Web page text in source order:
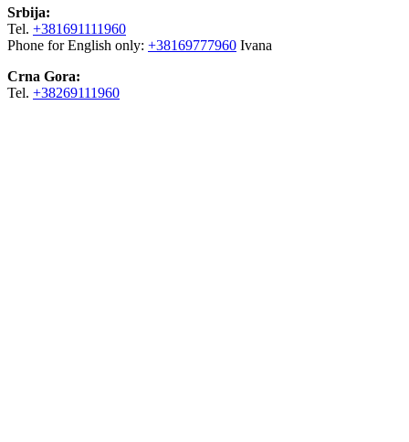
Srbija:
Tel. +381691111960
Phone for English only: +38169777960 Ivana
Crna Gora:
Tel. +38269111960